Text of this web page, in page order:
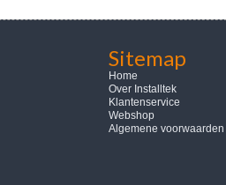
Sitemap
Home
Over Installtek
Klantenservice
Webshop
Algemene voorwaarden